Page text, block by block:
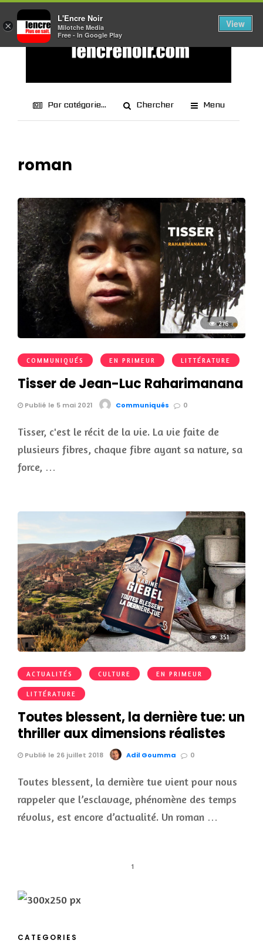
Par catégorie... Chercher Menu
roman
276
COMMUNIQUÉS EN PRIMEUR LITTÉRATURE
Tisser de Jean-Luc Raharimanana
Publié le 5 mai 2021 Communiqués 0
Tisser, c'est le récit de la vie. La vie faite de
plusieurs fibres, chaque fibre ayant sa nature, sa
force, …
351
ACTUALITÉS CULTURE EN PRIMEUR
LITTÉRATURE
Toutes blessent, la dernière tue: un
thriller aux dimensions réalistes
Publié le 26 juillet 2018 Adil Goumma 0
Toutes blessent, la dernière tue vient pour nous
rappeler que l’esclavage, phénomène des temps
révolus, est encore d’actualité. Un roman …
1
CATEGORIES
×
L'Encre Noir
Milotche Media
Free - In Google Play
View